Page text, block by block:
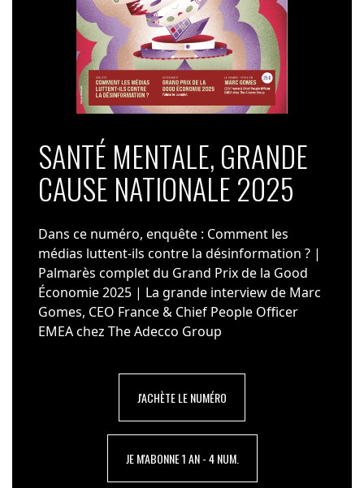
SANTÉ MENTALE, GRANDE
CAUSE NATIONALE 2025
Dans ce numéro, enquête : Comment les
médias luttent-ils contre la désinformation ? |
Palmarès complet du Grand Prix de la Good
Économie 2025 | La grande interview de Marc
Gomes, CEO France & Chief People Officer
EMEA chez The Adecco Group
J'ACHÈTE LE NUMÉRO
JE M'ABONNE 1 AN - 4 NUM.